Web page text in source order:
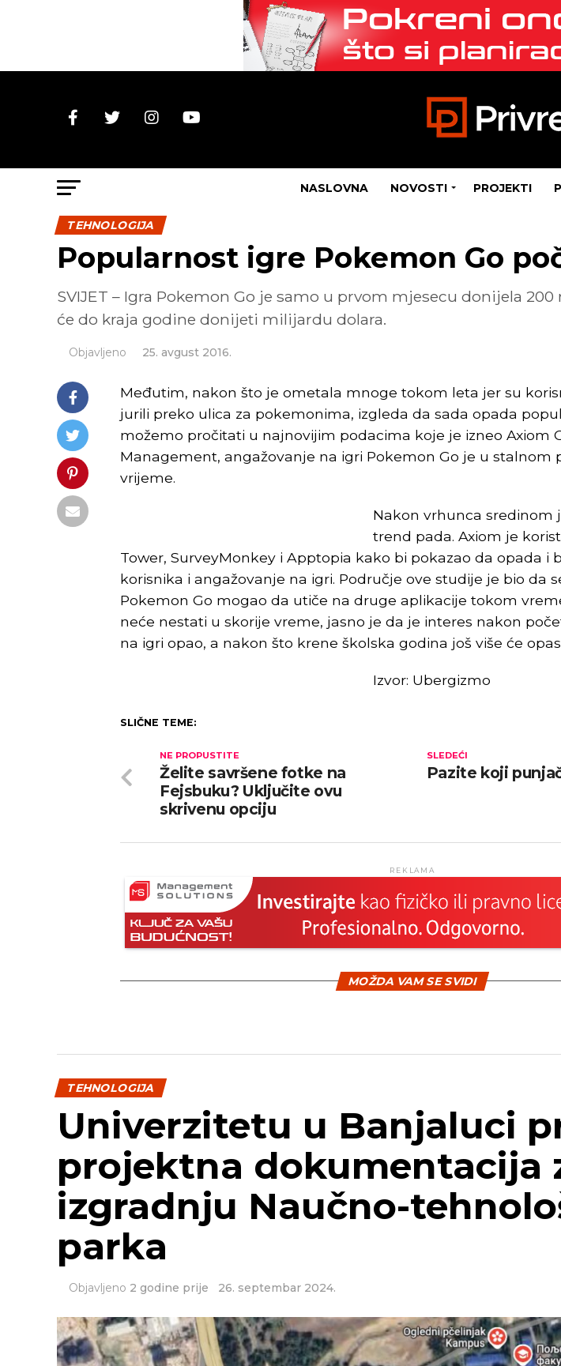
NASLOVNA NOVOSTI PROJEKTI
TEHNOLOGIJA
Popularnost igre Pokemon Go
SVIJET – Igra Pokemon Go je samo u prvom mjesecu donijela
će do kraja godine donijeti milijardu dolara.
Objavljeno 25. avgust 2016.
Međutim, nakon što je ometala mnoge tokom leta jer su
jurili preko ulica za pokemonima, izgleda da sada opada
možemo pročitati u najnovijim podacima koje je izneo Axiom
Management, angažovanje na igri Pokemon Go je u stalnom
vrijeme.
Nakon vrhunca sredinom
trend pada. Axiom je
Tower, SurveyMonkey i Apptopia kako bi pokazao da opada i
korisnika i angažovanje na igri. Područje ove studije je bio da
Pokemon Go mogao da utiče na druge aplikacije tokom
neće nestati u skorije vreme, jasno je da je interes nakon
na igri opao, a nakon što krene školska godina još više će
Izvor: Ubergizmo
SLIČNE TEME:
SLEDEĆI
Pazite koji
NE PROPUSTITE
Želite savršene fotke na
Fejsbuku? Uključite ovu
skrivenu opciju
REKLAMA
MOŽDA VAM SE SVIDI
TEHNOLOGIJA
Univerzitetu u Banjaluci
projektna dokumentacija
izgradnju Naučno-
parka
Objavljeno 2 godine prije 26. septembar 2024.